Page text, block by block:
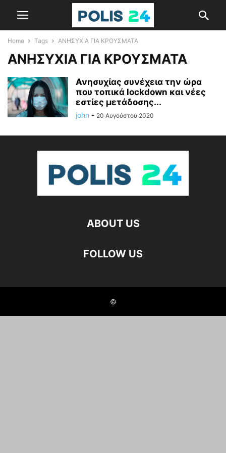
Home Tags ΑΝΗΣΥΧΙΑ ΓΙΑ ΚΡΟΥΣΜΑΤΑ
ΑΝΗΣΥΧΙΑ ΓΙΑ ΚΡΟΥΣΜΑΤΑ
Ανησυχίας συνέχεια την ώρα
που τοπικά lockdown και νέες
εστίες μετάδοσης...
john - 20 Αυγούστου 2020
ABOUT US
FOLLOW US
©